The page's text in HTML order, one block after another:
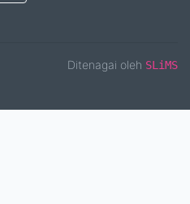
Ditenagai oleh SLiMS